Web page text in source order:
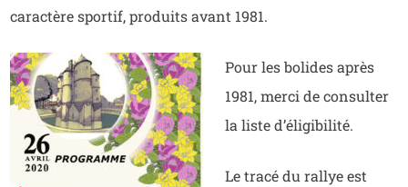
caractère sportif, produits avant 1981.
Pour les bolides après
1981, merci de consulter
la liste d’éligibilité.
Le tracé du rallye est